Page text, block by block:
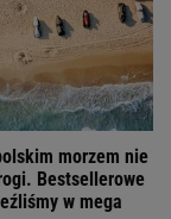
morzem nie
Bestsellerowe
w mega